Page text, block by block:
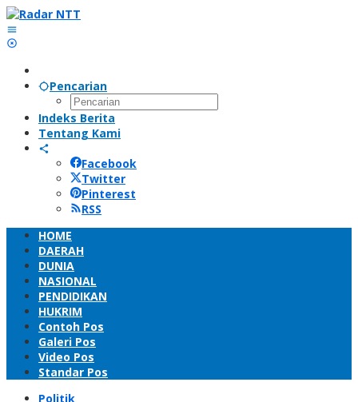
Lewati
ke
konten
Pencarian
Indeks Berita
Tentang Kami
Facebook
Twitter
Pinterest
RSS
HOME
DAERAH
DUNIA
NASIONAL
PENDIDIKAN
HUKRIM
Contoh Pos
Galeri Pos
Video Pos
Standar Pos
Politik